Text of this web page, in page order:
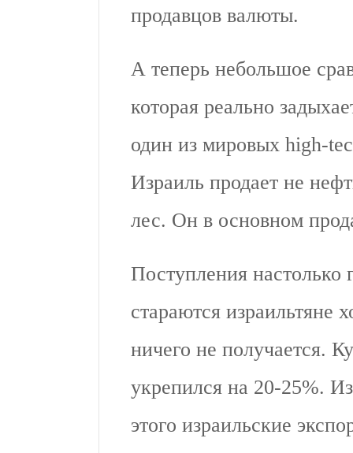
продавцов валюты.
А теперь небольшое
которая реально
один из мировых high-
Израиль продает не
лес. Он в основном
Поступления настолько
стараются израильтяне
ничего не получается.
укрепился на 20-25%.
этого израильские